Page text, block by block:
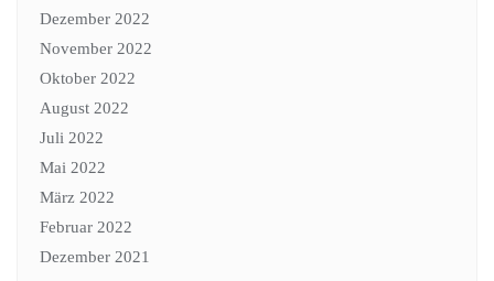
Dezember 2022
November 2022
Oktober 2022
August 2022
Juli 2022
Mai 2022
März 2022
Februar 2022
Dezember 2021